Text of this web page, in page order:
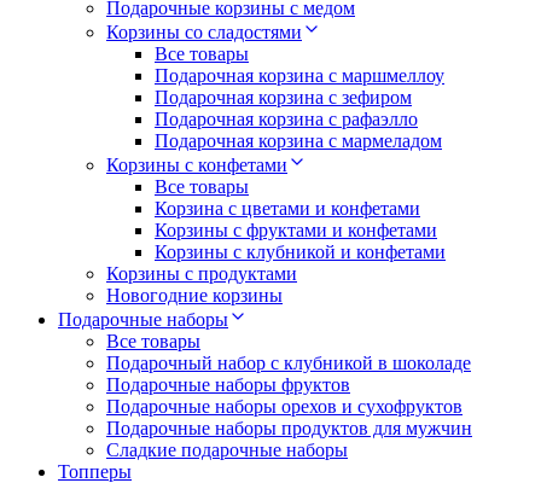
Подарочные корзины с медом
Корзины со сладостями
Все товары
Подарочная корзина с маршмеллоу
Подарочная корзина с зефиром
Подарочная корзина с рафаэлло
Подарочная корзина с мармеладом
Корзины с конфетами
Все товары
Корзина с цветами и конфетами
Корзины с фруктами и конфетами
Корзины с клубникой и конфетами
Корзины с продуктами
Новогодние корзины
Подарочные наборы
Все товары
Подарочный набор с клубникой в шоколаде
Подарочные наборы фруктов
Подарочные наборы орехов и сухофруктов
Подарочные наборы продуктов для мужчин
Сладкие подарочные наборы
Топперы